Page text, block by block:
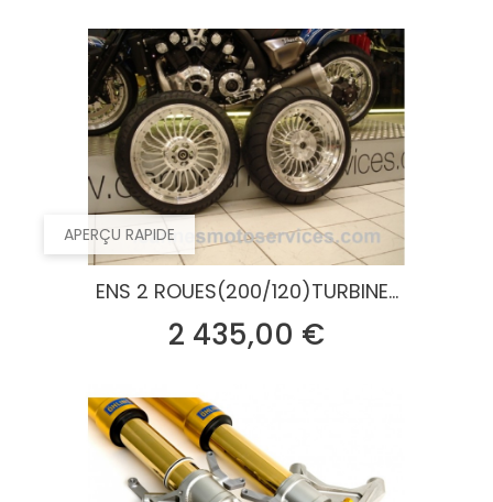
APERÇU RAPIDE
ENS 2 ROUES(200/120)TURBINE...
2 435,00 €